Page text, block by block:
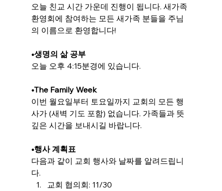
오늘 친교 시간 가운데 진행이 됩니다. 새가족
환영회에 참여하는 모든 새가족 분들을 주님
의 이름으로 환영합니다!
•생명의 삶 공부
오늘 오후 4:15분경에 있습니다.
•The Family Week
이번 월요일부터 토요일까지 교회의 모든 행
사가 (새벽 기도 포함) 없습니다. 가족들과 뜻
깊은 시간을 보내시길 바랍니다.
•행사 계획표
다음과 같이 교회 행사와 날짜를 알려드립니
다.
교회 협의회: 11/30